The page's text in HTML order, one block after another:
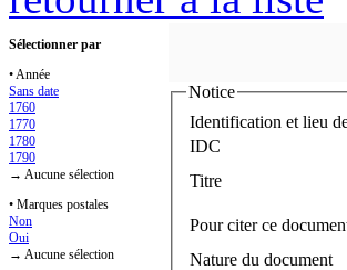
Sélectionner par
• Année
Sans date
1760
1770
1780
1790
→ Aucune sélection
• Marques postales
Non
Oui
→ Aucune sélection
Notice
Identification et lieu
IDC
Titre
Pour citer ce
Nature du document